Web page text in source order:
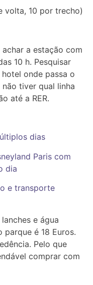
volta, 10 por trecho)
a estação com
10 h. Pesquisar
onde passa o
tiver qual linha
até a RER.
dias
Paris com
dia
e transporte
e água
é 18 Euros.
Pelo que
comprar com